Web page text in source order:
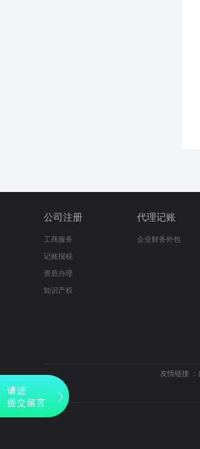
公司注册
工商服务
记账报税
资质办理
知识产权
代理记账
企业财务外包
友情链接 ：
请进
提交留言